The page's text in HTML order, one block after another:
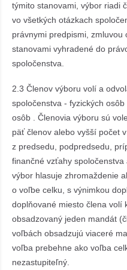
týmito stanovami, výbor riadi
vo všetkých otázkach
právnymi predpismi, zmluvou
stanovami vyhradené do
spoločenstva.
2.3 Členov výboru volí a
spoločenstva - fyzických
osôb . Členovia výboru sú
päť členov alebo vyšší počet
z predsedu, podpredsedu,
finančné vzťahy
výbor hlasuje zhromaždenie
o voľbe celku, s výnimkou
doplňované miesto člena volí
obsadzovaný jeden mandát
voľbách obsadzujú viaceré
voľba prebehne ako voľba
nezastupiteľný.